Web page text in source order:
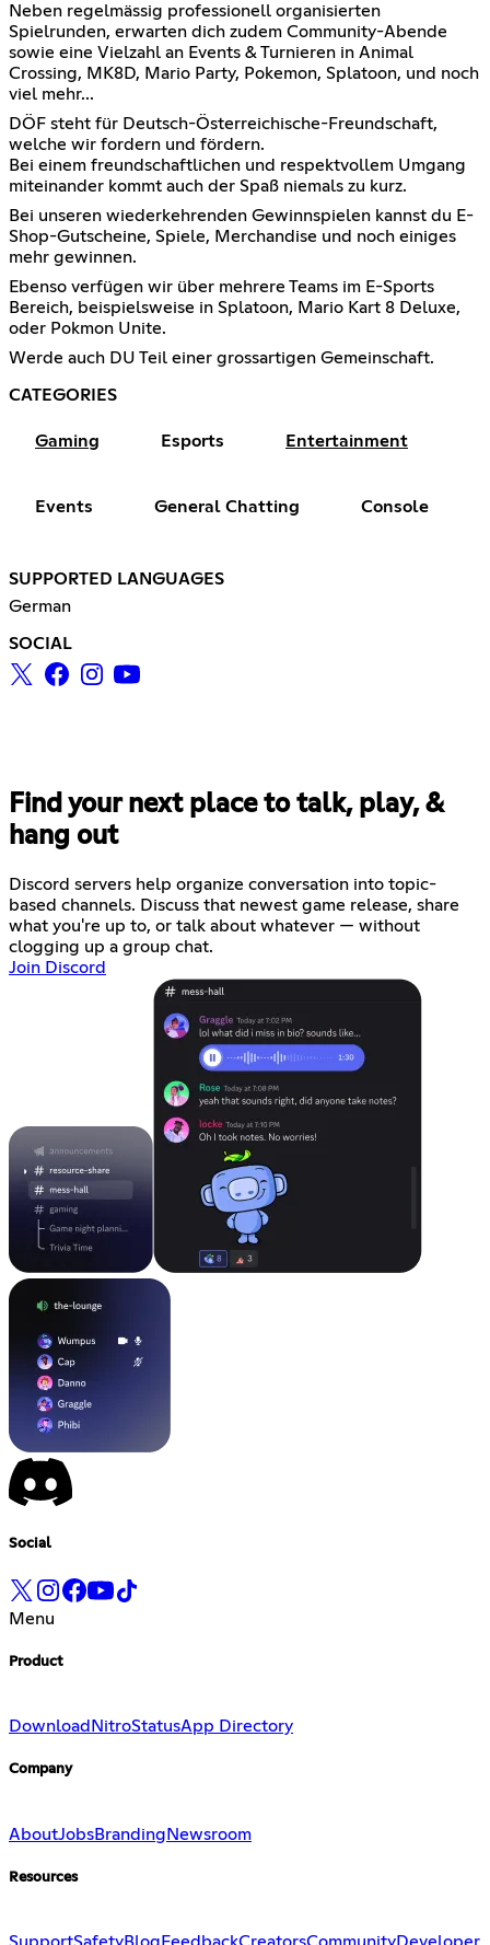
Neben regelmässig professionell organisierten
Spielrunden, erwarten dich zudem Community-Abende
sowie eine Vielzahl an Events & Turnieren in Animal
Crossing, MK8D, Mario Party, Pokemon, Splatoon, und noch
viel mehr...
DÖF steht für Deutsch-Österreichische-Freundschaft,
welche wir fordern und fördern.
Bei einem freundschaftlichen und respektvollem Umgang
miteinander kommt auch der Spaß niemals zu kurz.
Bei unseren wiederkehrenden Gewinnspielen kannst du E-
Shop-Gutscheine, Spiele, Merchandise und noch einiges
mehr gewinnen.
Ebenso verfügen wir über mehrere Teams im E-Sports
Bereich, beispielsweise in Splatoon, Mario Kart 8 Deluxe,
oder Pokmon Unite.
Werde auch DU Teil einer grossartigen Gemeinschaft.
CATEGORIES
Gaming Esports Entertainment
Events General Chatting Console
SUPPORTED LANGUAGES
German
SOCIAL
Find your next place to talk, play, &
hang out
Discord servers help organize conversation into topic-
based channels. Discuss that newest game release, share
what you're up to, or talk about whatever — without
clogging up a group chat.
Join Discord
Social
Menu
Product
Download NitroStatusApp Directory
Company
AboutJobsBrandingNewsroom
Resources